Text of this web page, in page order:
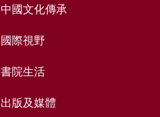
中國文化傳承
國際視野
書院生活
出版及媒體